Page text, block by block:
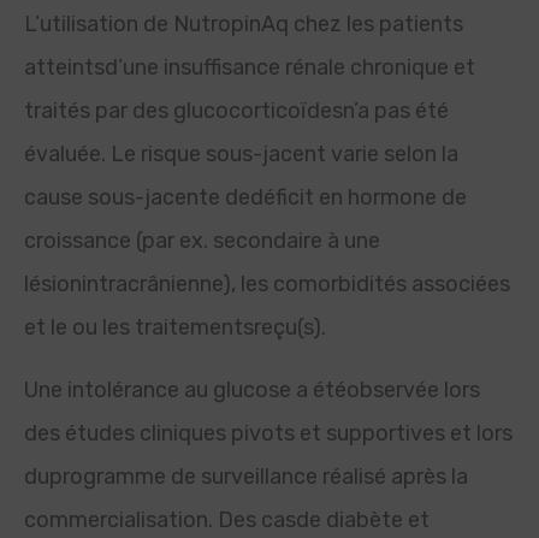
L’utilisation de NutropinAq chez les patients
atteintsd’une insuffisance rénale chronique et
traités par des glucocorticoïdesn’a pas été
évaluée. Le risque sous-jacent varie selon la
cause sous-jacente dedéficit en hormone de
croissance (par ex. secondaire à une
lésionintracrânienne), les comorbidités associées
et le ou les traitementsreçu(s).
Une intolérance au glucose a étéobservée lors
des études cliniques pivots et supportives et lors
duprogramme de surveillance réalisé après la
commercialisation. Des casde diabète et